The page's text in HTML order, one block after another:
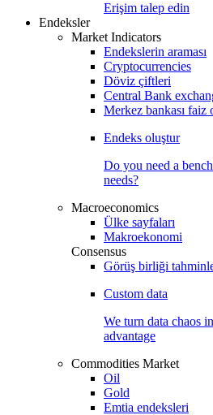
Erişim talep edin
Endeksler
Market Indicators
Endekslerin araması
Cryptocurrencies
Döviz çiftleri
Central Bank
Merkez bankası faiz
Endeks oluştur
Do you need a
needs?
Macroeconomics
Ülke sayfaları
Makroekonomi
Consensus
Görüş birliği
Custom data
We turn data chaos
advantage
Commodities Market
Oil
Gold
Emtia endeksleri